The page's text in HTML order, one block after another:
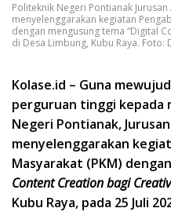
Politeknik Negeri Pontianak
menyelenggarakan kegiatan
dengan mengusung tema “Digital
di Desa Limbung, Kubu Raya. Foto:
Kolase.id – Guna
perguruan tinggi kepada
Negeri Pontianak,
menyelenggarakan
Masyarakat (PKM)
Content Creation bagi
Kubu Raya, pada 25 Juli